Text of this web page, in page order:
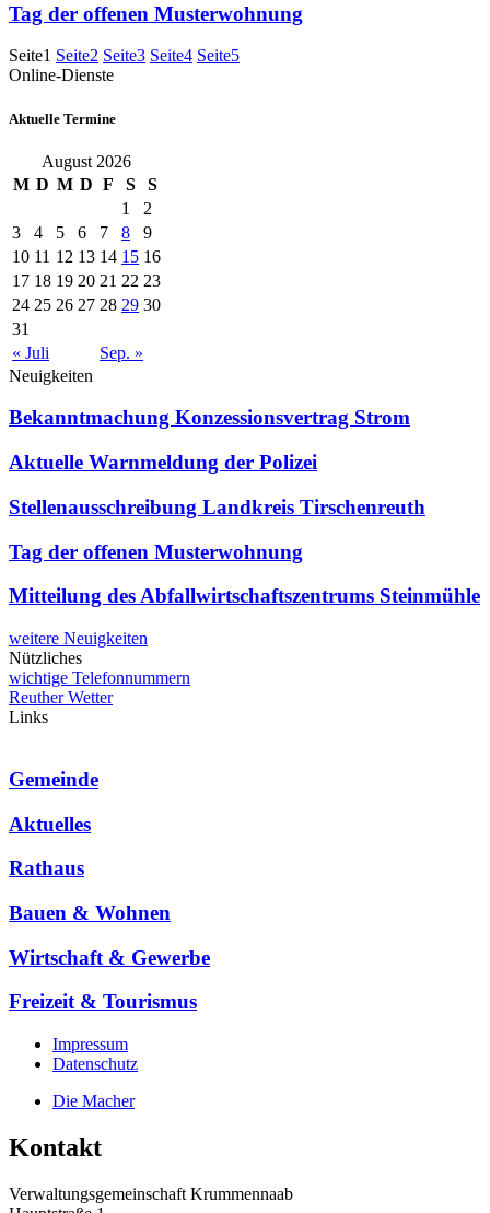
Tag der offenen Musterwohnung
Seite1 Seite2 Seite3 Seite4 Seite5
Online-Dienste
Aktuelle Termine
August 2026
M D M D F S
S
1
2
3
4 5 6 7 8
9
10 11 12 13 14 15 16
17 18 19 20 21 22 23
24 25 26 27 28 29 30
31
« Juli
Sep. »
Neuigkeiten
Bekanntmachung Konzessionsvertrag Strom
Aktuelle Warnmeldung der Polizei
Stellenausschreibung Landkreis Tirschenreuth
Tag der offenen Musterwohnung
Mitteilung des Abfallwirtschaftszentrums Steinmühle
weitere Neuigkeiten
Nützliches
wichtige Telefonnummern
Reuther Wetter
Links
Gemeinde
Aktuelles
Rathaus
Bauen & Wohnen
Wirtschaft & Gewerbe
Freizeit & Tourismus
Impressum
Datenschutz
Die Macher
Kontakt
Verwaltungsgemeinschaft Krummennaab